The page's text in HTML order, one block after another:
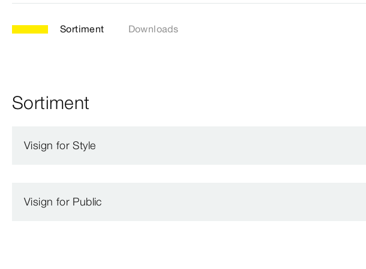
Sortiment Downloads
Sortiment
Visign for Style
Visign for Public